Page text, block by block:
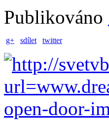
Publikováno
g+ sdílet twitter